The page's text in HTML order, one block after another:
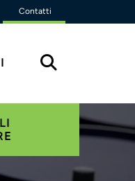
Contatti